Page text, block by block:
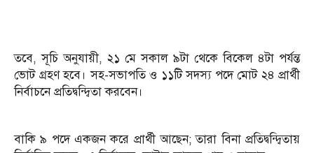
তবে, সূচি অনুযায়ী, ২১ মে সকাল ৯টা থেকে বিকেল ৪টা পর্যন্ত
ভোট গ্রহণ হবে। সহ-সভাপতি ও ১১টি সদস্য পদে মোট ২৪ প্রার্থী
নির্বাচনে প্রতিদ্বন্দ্বিতা করবেন।
বাকি ৯ পদে একজন করে প্রার্থী আছেন; তারা বিনা প্রতিদ্বন্দ্বিতায়